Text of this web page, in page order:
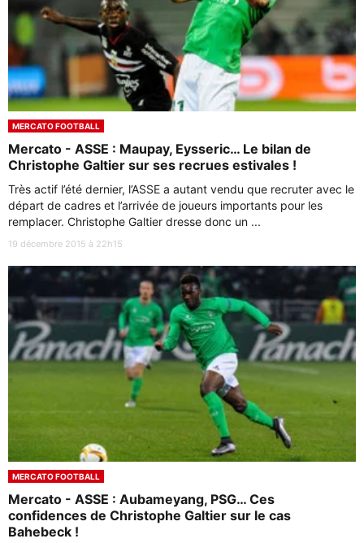
MERCATO FOOTBALL
Mercato - ASSE : Maupay, Eysseric… Le bilan de
Christophe Galtier sur ses recrues estivales !
Très actif l’été dernier, l’ASSE a autant vendu que recruter avec le
départ de cadres et l’arrivée de joueurs importants pour les
remplacer. Christophe Galtier dresse donc un ...
19 décembre 2015 à 22h15
MERCATO FOOTBALL
Mercato - ASSE : Aubameyang, PSG… Ces
confidences de Christophe Galtier sur le cas
Bahebeck !